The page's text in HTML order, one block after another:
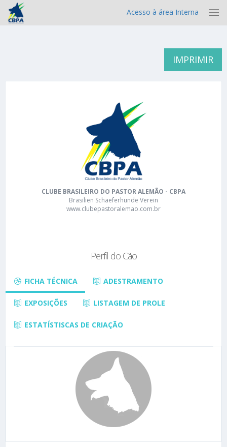
Acesso à área Interna
IMPRIMIR
CLUBE BRASILEIRO DO PASTOR ALEMÃO - CBPA
Brasilien Schaeferhunde Verein
www.clubepastoralemao.com.br
Perfil do Cão
FICHA TÉCNICA ADESTRAMENTO
EXPOSIÇÕES LISTAGEM DE PROLE
ESTATÍSTISCAS DE CRIAÇÃO